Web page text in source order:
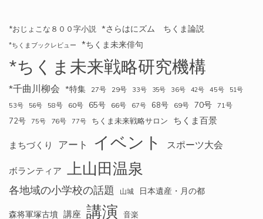
*おじょこな８００字小説 *さらはにズム ちくま論説
*ちくまブックレビュー *ちくま未来俳句
*ちくま未来戦略研究機構
*千曲川柳会 *特集 27号 29号 33号 35号 36号 42号 45号
51号
53号
56号 58号 60号 65号 66号 67号 68号 69号 70号 71号
72号 75号 76号 77号 ちくま未来戦略サロン ちくま百景
まちづくり アート イベント スポーツ大会
ボランティア 上山田温泉
各地域の小学校の話題 山城 日本遺産・月の都
森将軍塚古墳 講座 講演 音楽